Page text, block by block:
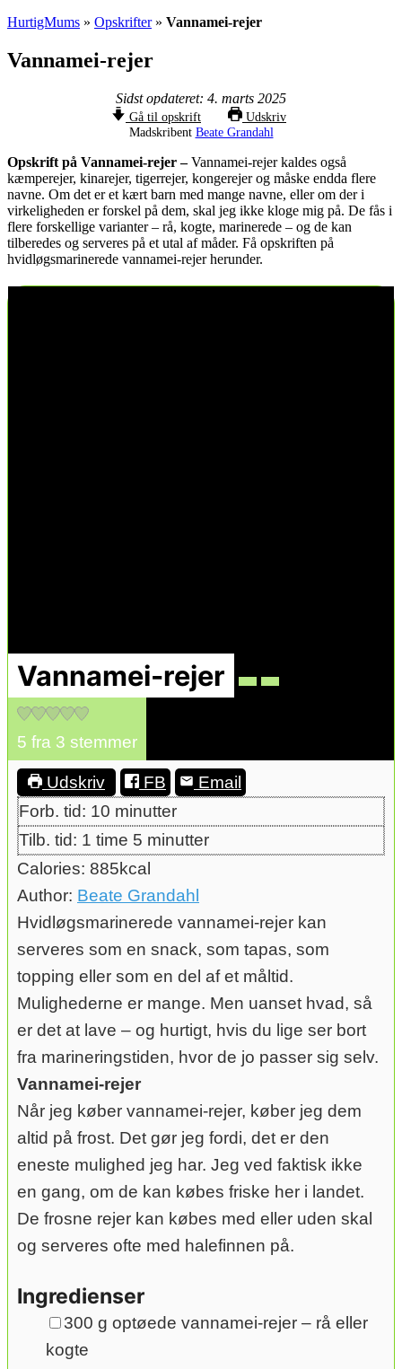
HurtigMums » Opskrifter» Vannamei-rejer
Vannamei-rejer
Sidst opdateret: 4. marts 2025
Gå til opskrift
Udskriv
Madskribent Beate Grandahl
Opskrift på Vannamei-rejer –Vannamei-rejer kaldes også
kæmperejer, kinarejer, tigerrejer, kongerejer og måske endda flere
navne. Om det er et kært barn med mange navne, eller om der i
virkeligheden er forskel på dem, skal jeg ikke kloge mig på. De fås i
flere forskellige varianter – rå, kogte, marinerede – og de kan
tilberedes og serveres på et utal af måder. Få opskriften på
hvidløgsmarinerede vannamei-rejer herunder.
Vannamei-rejer
5 fra 3 stemmer
Udskriv FB
Email
Forb. tid: 10 minutter
minutter
Tilb. tid: 1 time
time 5 minutter
minutter
Calories: 885kcal
Author: Beate Grandahl
Hvidløgsmarinerede vannamei-rejer kan
serveres som en snack, som tapas, som
topping eller som en del af et måltid.
Mulighederne er mange. Men uanset hvad, så
er det at lave – og hurtigt, hvis du lige ser bort
fra marineringstiden, hvor de jo passer sig selv.
Vannamei-rejer
Når jeg køber vannamei-rejer, køber jeg dem
altid på frost. Det gør jeg fordi, det er den
eneste mulighed jeg har. Jeg ved faktisk ikke
en gang, om de kan købes friske her i landet.
De frosne rejer kan købes med eller uden skal
og serveres ofte med halefinnen på.
Ingredienser
▢
300 g optøede vannamei-rejer – rå eller
kogte